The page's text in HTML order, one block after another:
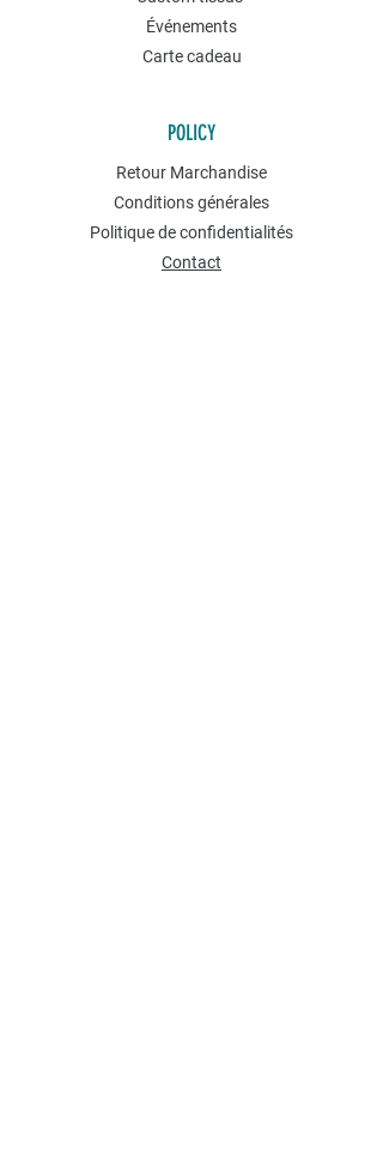
Événements
Carte cadeau
POLICY
Retour Marchandise
Conditions générales
Politique de confidentialités
Contact